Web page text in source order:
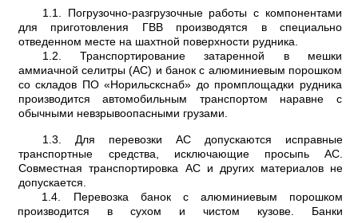
1.1. Погрузочно-разгрузочные работы с компонентами
для приготовления ГВВ произво­дятся в специально
отведенном месте на шахтной поверхности рудника.
1.2. Транспортирование затаренной в мешки
аммиачной селитры (АС) и банок с алюминиевым порошком
со складов ПО «Норильскснаб» до промплощадки рудника
произ­водится автомобильным транспортом наравне с
обычными невзрывоопасными грузами.
1.3. Для перевозки АС допускаются исправные
транспортные средства, исключающие просыпь АС.
Совместная транспортировка АС и других материалов не
допускается.
1.4. Перевозка банок с алюминиевым порошком
производится в сухом и чистом кузове. Банки